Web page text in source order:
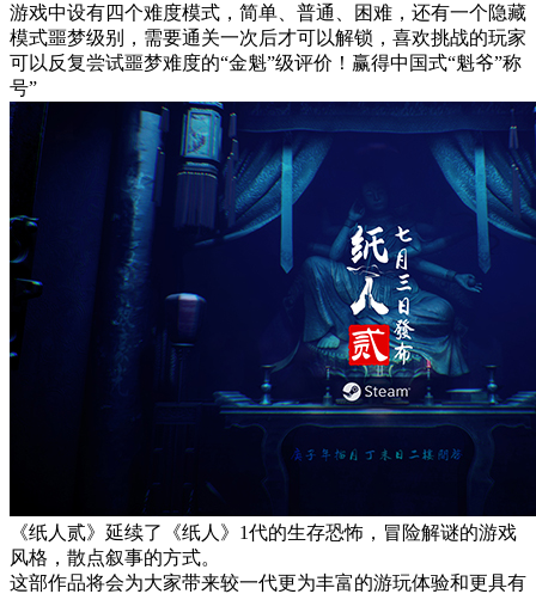
游戏中设有四个难度模式，简单、普通、困难，还有一个隐藏
模式噩梦级别，需要通关一次后才可以解锁，喜欢挑战的玩家
可以反复尝试噩梦难度的“金魁”级评价！赢得中国式“魁爷”称
号”
《纸人贰》延续了《纸人》1代的生存恐怖，冒险解谜的游戏
风格，散点叙事的方式。
这部作品将会为大家带来较一代更为丰富的游玩体验和更具有